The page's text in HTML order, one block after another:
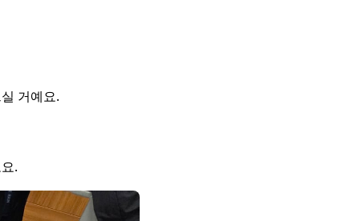
거예요.
.